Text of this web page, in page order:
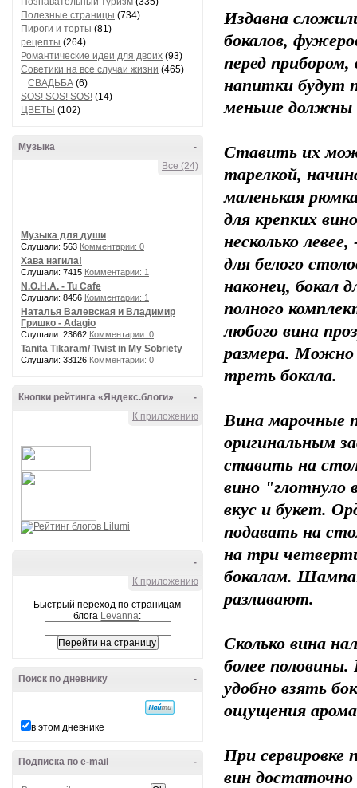
Полезные страницы (734)
Пироги и торты (81)
рецепты (264)
Романтические идеи для двоих (93)
Советики на все случаи жизни (465)
СВАДЬБА (6)
SOS! SOS! SOS! (14)
ЦВЕТЫ (102)
-
Музыка
Все (24)
Музыка для души
Слушали: 563 Комментарии: 0
Хава нагила!
Слушали: 7415 Комментарии: 1
N.O.H.A. - Tu Cafe
Слушали: 8456 Комментарии: 1
Наталья Валевская и Владимир
Гришко - Adagio
Слушали: 23662 Комментарии: 0
Tanita Tikaram/ Twist in My Sobriety
Слушали: 33126 Комментарии: 0
-
Кнопки рейтинга «Яндекс.блоги»
К приложению
-
К приложению
Быстрый переход по страницам
блога Levanna:
-
Поиск по дневнику
в этом дневнике
-
Подписка по e-mail
Издавна
бокалов,
перед
напитки будут
меньше
Ставить их
тарелкой,
маленькая
для крепких
несколько
для белого
наконец, бокал
полного
любого вина
размера. Можно
треть бокала.
Вина марочные
оригинальным
ставить на
вино "глотнуло
вкус и букет.
подавать на
на три
бокалам.
разливают.
Сколько вина
более
удобно взять
ощущения
При сервировке
вин достаточно